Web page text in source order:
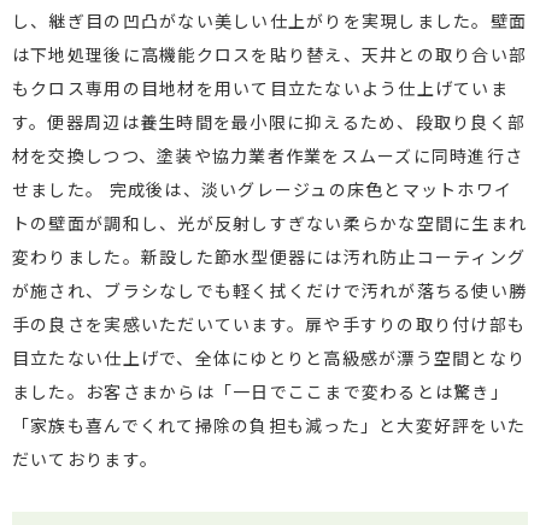
し、継ぎ目の凹凸がない美しい仕上がりを実現しました。壁面
は下地処理後に高機能クロスを貼り替え、天井との取り合い部
もクロス専用の目地材を用いて目立たないよう仕上げていま
す。便器周辺は養生時間を最小限に抑えるため、段取り良く部
材を交換しつつ、塗装や協力業者作業をスムーズに同時進行さ
せました。 完成後は、淡いグレージュの床色とマットホワイ
トの壁面が調和し、光が反射しすぎない柔らかな空間に生まれ
変わりました。新設した節水型便器には汚れ防止コーティング
が施され、ブラシなしでも軽く拭くだけで汚れが落ちる使い勝
手の良さを実感いただいています。扉や手すりの取り付け部も
目立たない仕上げで、全体にゆとりと高級感が漂う空間となり
ました。お客さまからは「一日でここまで変わるとは驚き」
「家族も喜んでくれて掃除の負担も減った」と大変好評をいた
だいております。